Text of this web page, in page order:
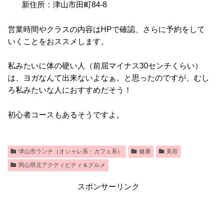
新住所：津山市田町84-8
営業時間やクラスの内容はHPで確認、さらに予約をして
いくことをおススメします。
私みたいに体の硬い人（前屈マイナス30センチくらい）
は、ヨガなんて出来ないよなぁ。と思ったのですが、むし
ろ私みたいな人におすすめだそう！
初心者コースもあるそうですよ。
津山市ランチ（オシャレ系・カフェ系） 健康
美容
岡山県北アクティビティ＆グルメ
スポンサーリンク